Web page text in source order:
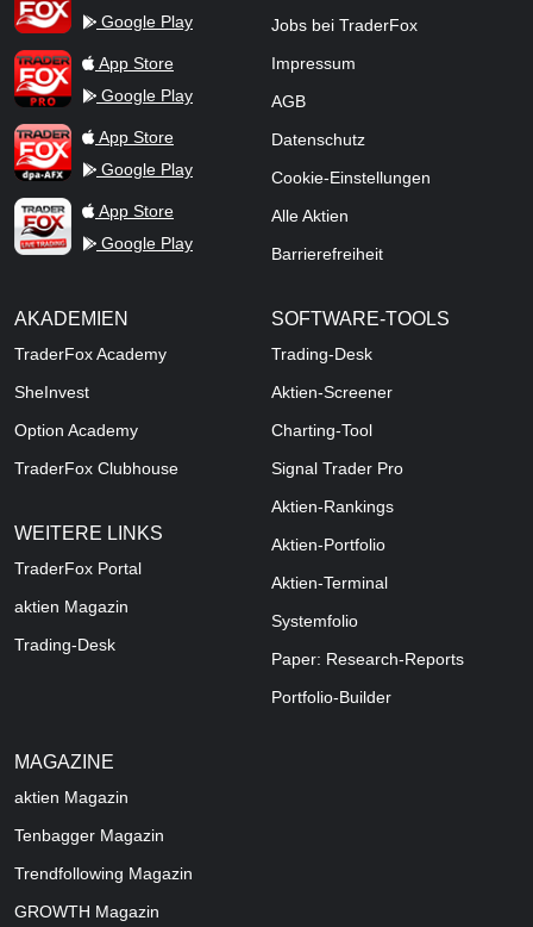
Google Play
TraderFox ProApp Store
Google Play
TraderFox dpa-AFX ProFeed
App Store
Google Play
TraderFox Live Trading
App Store
Google Play
Jobs bei TraderFox
Impressum
AGB
Datenschutz
Cookie-Einstellungen
Alle Aktien
Barrierefreiheit
AKADEMIEN
TraderFox Academy
SheInvest
Option Academy
TraderFox Clubhouse
WEITERE LINKS
TraderFox Portal
aktien Magazin
Trading-Desk
SOFTWARE-TOOLS
Trading-Desk
Aktien-Screener
Charting-Tool
Signal Trader Pro
Aktien-Rankings
Aktien-Portfolio
Aktien-Terminal
Systemfolio
Paper: Research-Reports
Portfolio-Builder
MAGAZINE
aktien Magazin
Tenbagger Magazin
Trendfollowing Magazin
GROWTH Magazin